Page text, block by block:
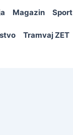
Magazin Sport
Tramvaj ZET